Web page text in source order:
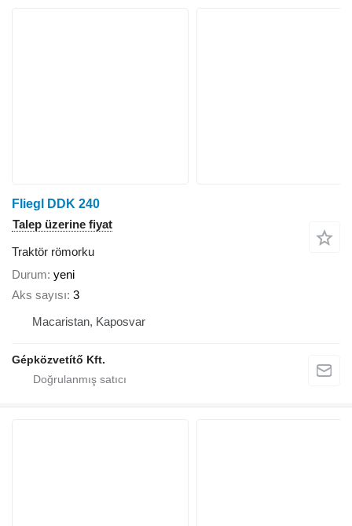
Fliegl DDK 240
Talep üzerine fiyat
Traktör römorku
Durum yeni
Aks sayısı 3
Macaristan, Kaposvar
Gépközvetítő Kft.